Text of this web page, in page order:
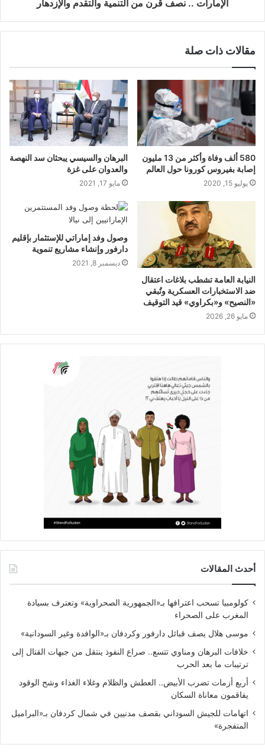
الإمارات .. نصف قرن من التنمية والتقدم والإزدهار
مقالات ذات صلة
580 ألف وفاة وأكثر من 13 مليون
إصابة بفيروس كورونا حول العالم
يوليو 15, 2020
البرهان والسيسي يبحثان سد النهصة
والعدوان على غزة
مايو 17, 2021
النيابة العامة تشطب بلاغات اعتقال
ضد الاستخبارات العسكرية وتُبقي
«النصيح» و«بكراوي» قيد التوقيف
مايو 26, 2026
وصول وفد إماراتي للإستثمار بإقليم
دارفور وإنشاء مشاريع تنموية
ديسمبر 8, 2021
أحدث المقالات
كولومبيا تسحب اعترافها بـ«الجمهورية الصحراوية» وتعترف بسيادة
المغرب على الصحراء
موسى هلال يصف قبائل دارفور وكردفان بـ«الوافدة وغير السودانية»
خلافات البرهان ومناوي تتسع.. صراع النفوذ ينتقل من جبهات القتال إلى
ترتيبات ما بعد الحرب
أربع أزمات تضرب الأبيض.. العطش والظلام وغلاء الغذاء وشح الوقود
يفاقمون معاناة السكان
اتهامات للجيش السوداني بقصف مدنيين في شمال كردفان بـ«البراميل
المتفجرة»